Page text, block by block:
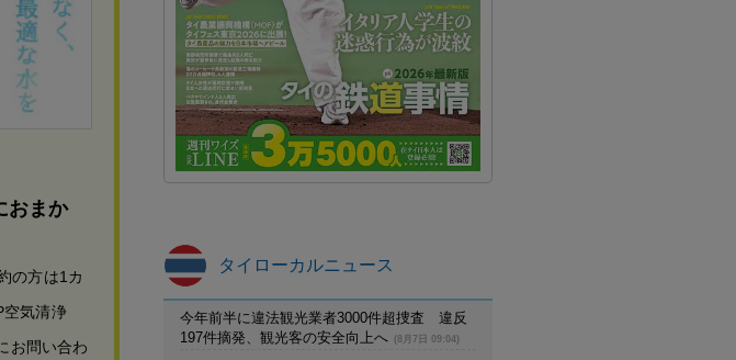
おまか
の方は1カ
空気清浄
お問い合わ
タイローカルニュース
今年前半に違法観光業者3000件超捜査 違反
197件摘発、観光客の安全向上へ
(8月7日 09:04)